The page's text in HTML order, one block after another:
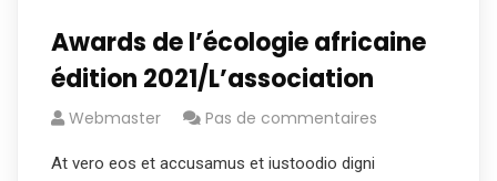
Awards de l’écologie africaine
édition 2021/L’association
Webmaster Pas de commentaires
At vero eos et accusamus et iustoodio digni